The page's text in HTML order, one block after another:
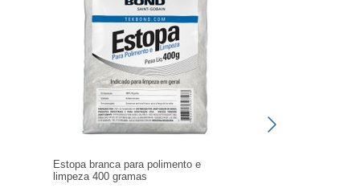
Estopa branca para polimento e
limpeza 400 gramas